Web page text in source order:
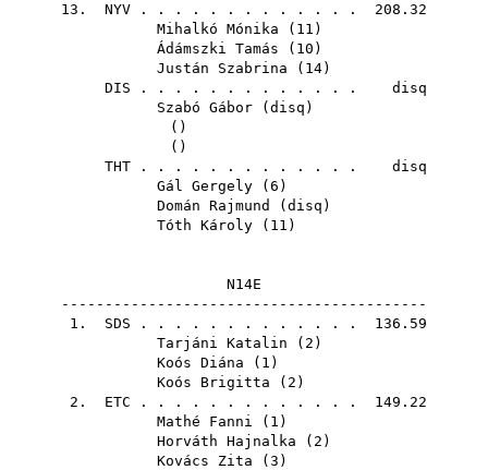
13. NYV . . . . . . . . . . . . . 208.32
Mihalkó Mónika ( 11 )
Ádámszki Tamás ( 10 )
Justán Szabrina ( 14)
DIS . . . . . . . . . . . . . disq
Szabó Gábor ( disq )
()
()
THT . . . . . . . . . . . . . disq
Gál Gergely ( 6 )
Domán Rajmund
( disq )
Tóth Károly ( 11 )
N14E
------------------------------------------
1. SDS . . . . . . . . . . . . . 136.59
Tarjáni Katalin ( 2 )
Koós Diána ( 1 )
Koós Brigitta ( 2 )
2. ETC . . . . . . . . . . . . . 149.22
Mathé Fanni ( 1 )
Horváth Hajnalka ( 2 )
Kovács Zita ( 3 )